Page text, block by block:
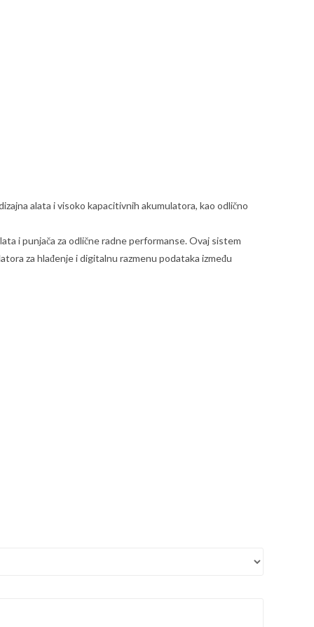
alata i visoko kapacitivnih akumulatora, kao odlično
i punjača za odlične radne performanse. Ovaj sistem
za hlađenje i digitalnu razmenu podataka između